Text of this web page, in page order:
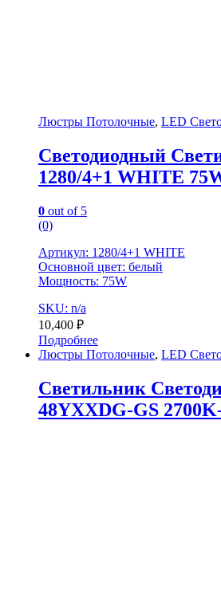
Люстры Потолочные, LED
Светодиодный
1280/4+1 WHITE
0 out of 5
(0)
Артикул: 1280/4+1 WHITE
Основной цвет: белый
Мощность: 75W
SKU: n/a
10,400 ₽
Подробнее
Люстры Потолочные, LED
Светильник
48YXXDG-GS